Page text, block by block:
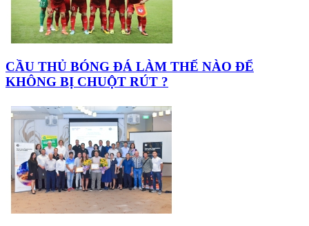
CẦU THỦ BÓNG ĐÁ LÀM THẾ NÀO ĐỂ
KHÔNG BỊ CHUỘT RÚT ?